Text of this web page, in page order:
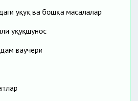
ҳуқуқ ва бошқа масалалар
ҳуқуқшунос
ваучери